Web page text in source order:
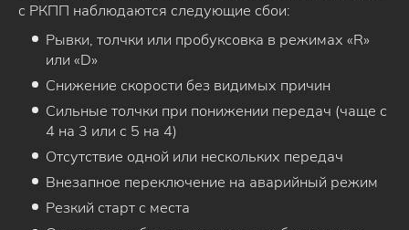
с РКПП наблюдаются следующие сбои:
Рывки, толчки или пробуксовка в режимах «R»
или «D»
Снижение скорости без видимых причин
Сильные толчки при понижении передач (чаще с
4 на 3 или с 5 на 4)
Отсутствие одной или нескольких передач
Внезапное переключение на аварийный режим
Резкий старт с места